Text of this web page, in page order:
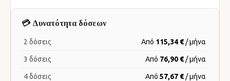
💳 Δυνατότητα δόσεων
2 δόσεις Από 115,34 € / μήνα
3 δόσεις Από 76,90 € / μήνα
4 δόσεις Από 57,67 € / μήνα